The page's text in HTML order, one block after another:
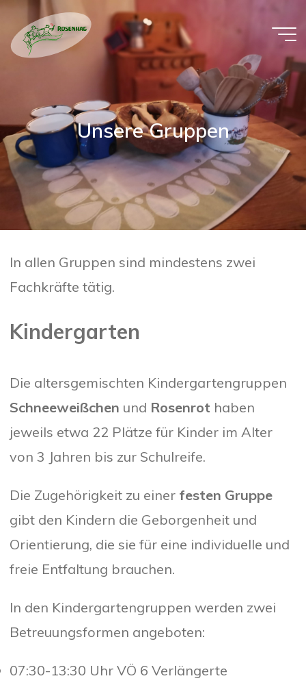
Zum
springen
ROSENHAG
Unsere Gruppen
In allen Gruppen sind mindestens zwei
Fachkräfte tätig.
Kindergarten
Die altersgemischten Kindergartengruppen
Schneeweißchen und Rosenrot haben
jeweils etwa 22 Plätze für Kinder im Alter
von 3 Jahren bis zur Schulreife.
Die Zugehörigkeit zu einer festen Gruppe
gibt den Kindern die Geborgenheit und
Orientierung, die sie für eine individuelle und
freie Entfaltung brauchen.
In den Kindergartengruppen werden zwei
Betreuungsformen angeboten:
07:30-13:30 Uhr VÖ 6 Verlängerte